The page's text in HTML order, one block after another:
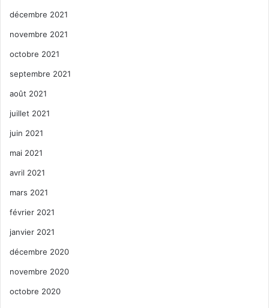
décembre 2021
novembre 2021
octobre 2021
septembre 2021
août 2021
juillet 2021
juin 2021
mai 2021
avril 2021
mars 2021
février 2021
janvier 2021
décembre 2020
novembre 2020
octobre 2020